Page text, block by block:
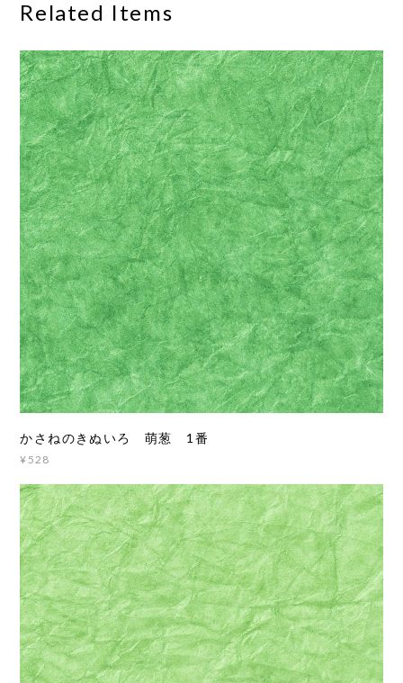
Related Items
かさねのきぬいろ 萌葱 1番
¥528